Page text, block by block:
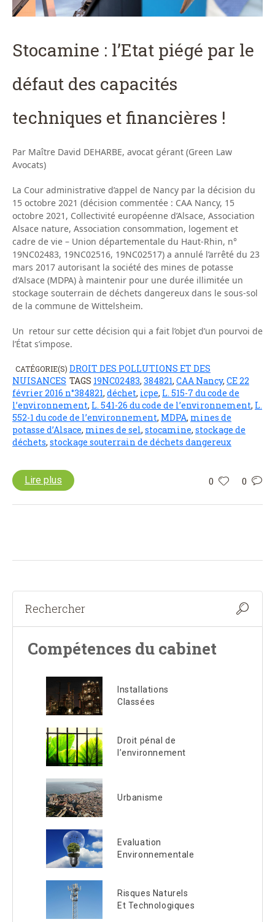
Stocamine : l’Etat piégé par le
défaut des capacités
techniques et financières !
Par Maître David DEHARBE, avocat gérant (Green Law
Avocats)
La Cour administrative d’appel de Nancy par la décision du
15 octobre 2021 (décision commentée : CAA Nancy, 15
octobre 2021, Collectivité européenne d’Alsace, Association
Alsace nature, Association consommation, logement et
cadre de vie – Union départementale du Haut-Rhin, n°
19NC02483, 19NC02516, 19NC02517) a annulé l’arrêté du 23
mars 2017 autorisant la société des mines de potasse
d’Alsace (MDPA) à maintenir pour une durée illimitée un
stockage souterrain de déchets dangereux dans le sous-sol
de la commune de Wittelsheim.
Un retour sur cette décision qui a fait l’objet d’un pourvoi de
l’État s’impose.
CATÉGORIE(S) DROIT DES POLLUTIONS ET DES
NUISANCES TAGS 19NC02483, 384821, CAA Nancy, CE 22
février 2016 n°384821, déchet, icpe, L. 515-7 du code de
l’environnement, L. 541-26 du code de l’environnement, L.
552-1 du code de l’environnement, MDPA, mines de
potasse d’Alsace, mines de sel, stocamine, stockage de
déchets, stockage souterrain de déchets dangereux
0 0
Lire plus
Compétences du cabinet
Installations
Classées
Droit pénal de
l’environnement
Urbanisme
Evaluation
Environnementale
Risques Naturels
Et Technologiques